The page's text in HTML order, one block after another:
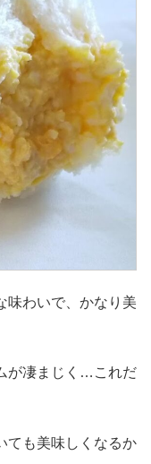
味わいで、かなり美
が凄まじく…これだ
ても美味しくなるか